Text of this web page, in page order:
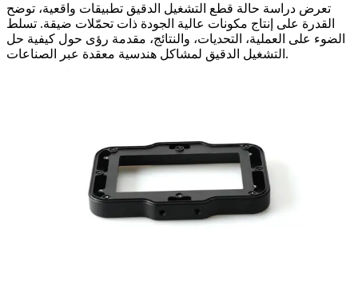
تعرض دراسة حالة قطع التشغيل الدقيق تطبيقات واقعية، توضح
القدرة على إنتاج مكونات عالية الجودة ذات تحمّلات ضيقة. تسلط
الضوء على العملية، التحديات، والنتائج، مقدمة رؤى حول كيفية حل
التشغيل الدقيق لمشاكل هندسية معقدة عبر الصناعات.